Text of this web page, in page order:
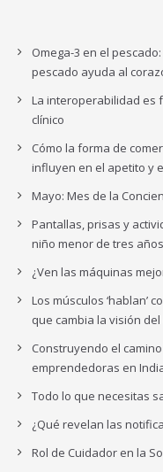
Omega-3 en el
pescado ayuda al
La interoperabilidad es
clínico
Cómo la forma de
influyen en el apetito y
Mayo: Mes de la
Pantallas, prisas y
niño menor de tres años
¿Ven las máquinas
Los músculos ‘hablan’
que cambia la visión del
Construyendo el
emprendedoras en
Todo lo que necesitas
¿Qué revelan las
Rol de Cuidador en la